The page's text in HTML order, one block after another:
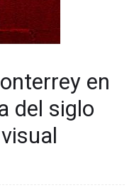
en
del siglo